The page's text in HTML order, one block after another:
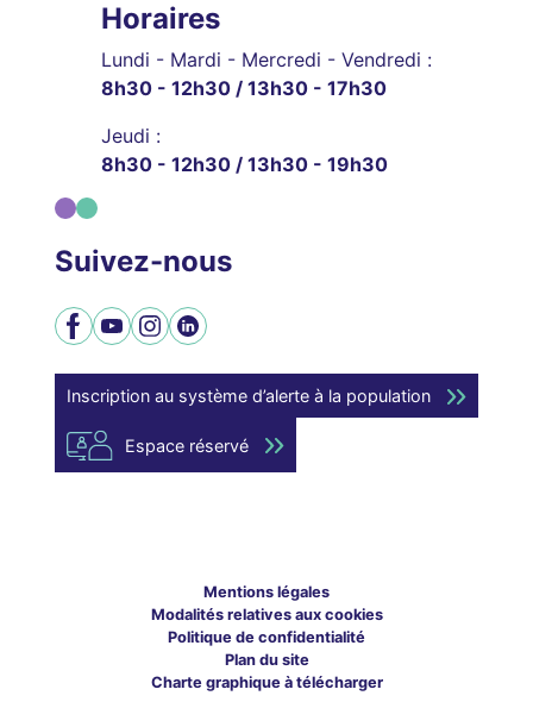
Horaires
Lundi - Mardi - Mercredi - Vendredi :
8h30 - 12h30 / 13h30 - 17h30
Jeudi :
8h30 - 12h30 / 13h30 - 19h30
Suivez-nous
Facebook
YouTubeInstagram
LinkedIn
Inscription au système d’alerte à la population
Espace réservé
Mentions légales
Modalités relatives aux cookies
Politique de confidentialité
Plan du site
Charte graphique à télécharger